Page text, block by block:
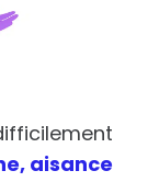
aisance